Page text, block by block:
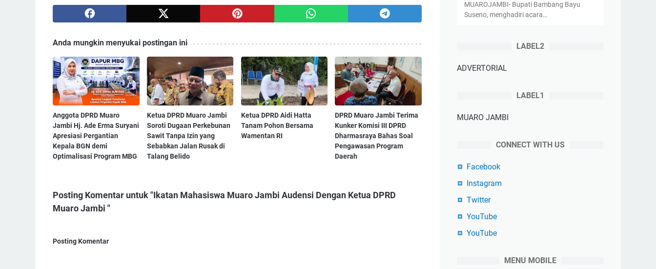
Anda mungkin menyukai postingan ini
Anggota DPRD Muaro
Jambi Hj. Ade Erma Suryani
Apresiasi Pergantian
Kepala BGN demi
Optimalisasi Program MBG
Ketua DPRD Muaro Jambi
Soroti Dugaan Perkebunan
Sawit Tanpa Izin yang
Sebabkan Jalan Rusak di
Talang Belido
Ketua DPRD Aidi Hatta
Tanam Pohon Bersama
Wamentan RI
DPRD Muaro Jambi Terima
Kunker Komisi III DPRD
Dharmasraya Bahas Soal
Pengawasan Program
Daerah
Posting Komentar untuk "Ikatan Mahasiswa Muaro Jambi Audensi Dengan Ketua DPRD
Muaro Jambi "
Posting Komentar
‎MUAROJAMBI- Bupati Bambang Bayu
Suseno, menghadiri acara…
LABEL2
ADVERTORIAL
LABEL1
MUARO JAMBI
CONNECT WITH US
Facebook
Instagram
Twitter
YouTube
YouTube
MENU MOBILE